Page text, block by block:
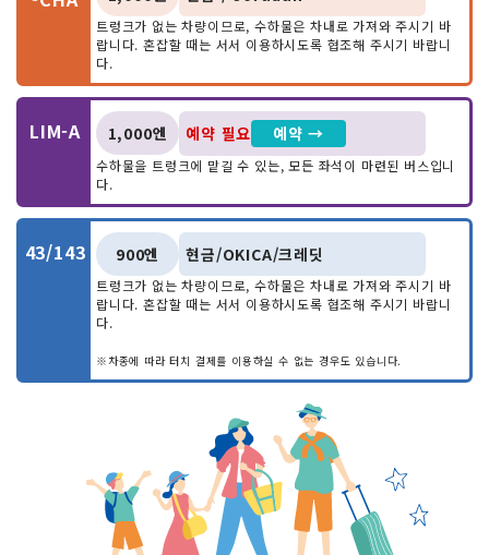
ー 15:15 ー ー
ー
ー 18:45 ー ー
트렁크가 없는 차량이므로, 수하물은 차내로 가져와 주시기 바
랍니다. 혼잡할 때는 서서 이용하시도록 협조해 주시기 바랍니
다.
LIM-A 1,000엔 예약 필요 예약 →
수하물을 트렁크에 맡길 수 있는, 모든 좌석이 마련된 버스입니
다.
43/143 900엔 현금/OKICA/크레딧
트렁크가 없는 차량이므로, 수하물은 차내로 가져와 주시기 바
랍니다. 혼잡할 때는 서서 이용하시도록 협조해 주시기 바랍니
다.
※차종에 따라 터치 결제를 이용하실 수 없는 경우도 있습니다.